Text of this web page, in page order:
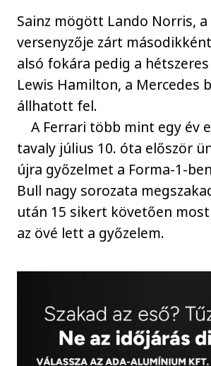
Sainz mögött Lando Norris,
versenyzője zárt
alsó fokára pedig a
Lewis Hamilton, a Mercedes
állhatott fel.
A Ferrari több mint egy év
tavaly július 10. óta először
újra győzelmet a Forma-1-
Bull nagy sorozata
után 15 sikert követően
az övé lett a győzelem.